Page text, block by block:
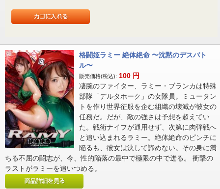
格闘姫ラミー 絶体絶命 〜沈黙のデスバト
ル〜
販売価格(税込): 100 円
凄腕のファイター、ラミー・ブランカは特殊
部隊「デルタホーク」の女隊員。ミュータン
トを作り世界征服を企む組織の壊滅が彼女の
任務だ。だが、敵の強さは予想を超えてい
た。戦術ナイフが通用せず、次第に肉弾戦へ
と追い込まれるラミー。絶体絶命のピンチに
陥るも、彼女は決して諦めない。その身に満
ちる不屈の闘志が、今、性的陥落の最中で極限の中で迸る。 衝撃の
ラストがラミーを追いつめる。